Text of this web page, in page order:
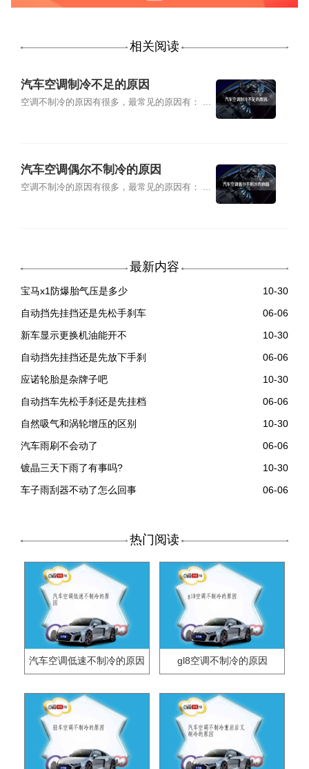
相关阅读
汽车空调制冷不足的原因
空调不制冷的原因有很多，最常见的原因有： ...
汽车空调偶尔不制冷的原因
空调不制冷的原因有很多，最常见的原因有： ...
最新内容
宝马x1防爆胎气压是多少
10-30
自动挡先挂挡还是先松手刹车
06-06
新车显示更换机油能开不
10-30
自动挡先挂挡还是先放下手刹
06-06
应诺轮胎是杂牌子吧
10-30
自动挡车先松手刹还是先挂档
06-06
自然吸气和涡轮增压的区别
10-30
汽车雨刷不会动了
06-06
镀晶三天下雨了有事吗?
10-30
车子雨刮器不动了怎么回事
06-06
热门阅读
汽车空调低速不制冷的原因 gl8空调不制冷的原因